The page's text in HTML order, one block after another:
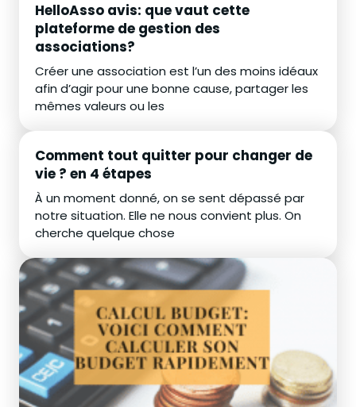
HelloAsso avis: que vaut cette
plateforme de gestion des
associations?
Créer une association est l’un des moins idéaux
afin d’agir pour une bonne cause, partager les
mêmes valeurs ou les
Comment tout quitter pour changer de
vie ? en 4 étapes
À un moment donné, on se sent dépassé par
notre situation. Elle ne nous convient plus. On
cherche quelque chose